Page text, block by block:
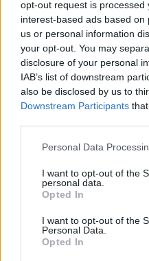
opt-out request is processed
interest-based ads based
us or personal information
your opt-out. You may
disclosure of your personal
IAB’s list of downstream
also be disclosed by us to
Downstream Participants
Personal Data
I want to opt-out of the
personal data.
Opted In
I want to opt-out of the
Personal Data.
Opted In
vremenom mi je bilo sve
sam napustila dom, takva
ulici.
Sada se bavim najgorim
raditi… preživljavam.
OVAJ način neću moći
roditelja.
Njihova djeca uživaju imaju
tačnije mojih roditelja.
moja sestra i ja. Za sestru